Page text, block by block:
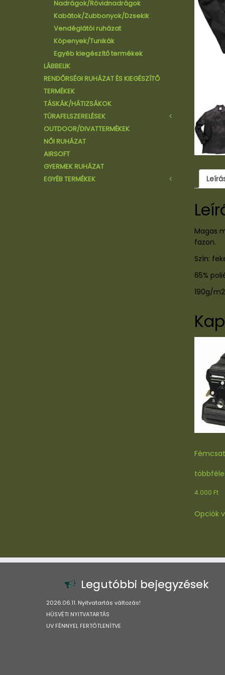
Kabátok/Zubbonyok/Dzsekik
Pulóverek
Pólók/Trikók/Atléták/Ingek
Nadrágok/Rövidnadrágok
Kabátok/Zubbonyok/Dzsekik
Vendéglátói ruházat
Köpenyek/Tunikák
Egyéb kiegészítő termékek
LÁBBELIK
RENDŐRSÉGI RUHÁZAT ÉS KIEGÉSZÍTŐ
TERMÉKEK
TÁSKÁK/HÁTIZSÁKOK
TÚRAFELSZERELÉSEK
Hálózsákok/Sátrak
Kések
Lámpák
Kulacsok/Tájolók
Cipők/Bakancsok
OUTDOOR/DIVATTERMÉKEK
NŐI RUHÁZAT
AIRSOFT
GYERMEK RUHÁZAT
EGYÉB TERMÉKEK
Magas
fazon.
Szín:
65%
190g/m2
4.000 Ft
Opciók
Legutóbbi bejegyzések
2026.06.11. Nyitvatartás változás!
HÚSVÉTI NYITVATARTÁS
UV FÉNNYEL FERTŐTLENÍTVE